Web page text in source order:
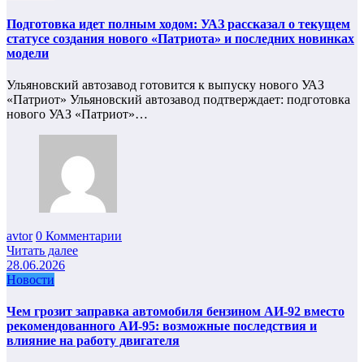
Подготовка идет полным ходом: УАЗ рассказал о текущем
статусе создания нового «Патриота» и последних новинках
модели
Ульяновский автозавод готовится к выпуску нового УАЗ
«Патриот» Ульяновский автозавод подтверждает: подготовка
нового УАЗ «Патриот»…
avtor 0 Комментарии
Читать далее
28.06.2026
Новости
Чем грозит заправка автомобиля бензином АИ-92 вместо
рекомендованного АИ-95: возможные последствия и
влияние на работу двигателя